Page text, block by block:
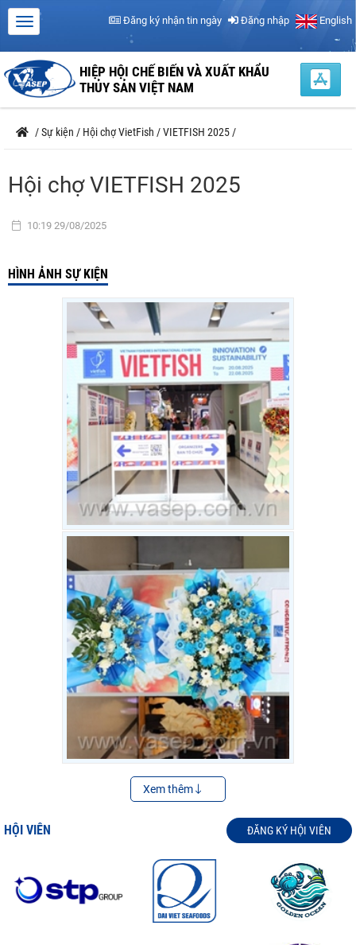
Đăng ký nhận tin ngày Đăng nhập English
HIỆP HỘI CHẾ BIẾN VÀ XUẤT KHẨU
THỦY SẢN VIỆT NAM
/Sự kiện / Hội chợ VietFish /VIETFISH 2025 /
Hội chợ VIETFISH 2025
10:19 29/08/2025
HÌNH ẢNH SỰ KIỆN
Xem thêm
HỘI VIÊN ĐĂNG KÝ HỘI VIÊN